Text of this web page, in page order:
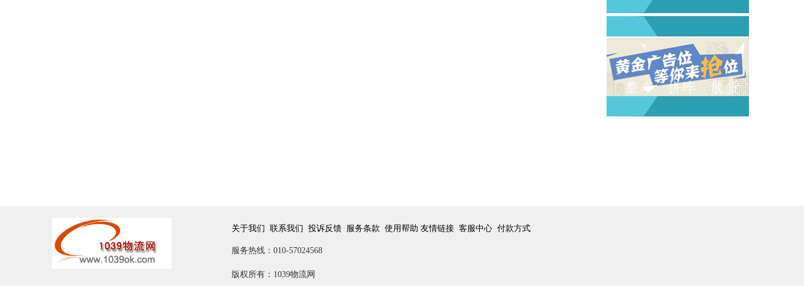
关于我们 联系我们 投诉反馈 服务条款 使用帮助 友情链接 客服中心 付款方式
服务热线：010-57024568
版权所有：1039物流网